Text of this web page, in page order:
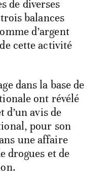
de diverses
balances
d’argent
cette activité
dans la base de
ont révélé
d’un avis de
pour son
une affaire
drogues et de